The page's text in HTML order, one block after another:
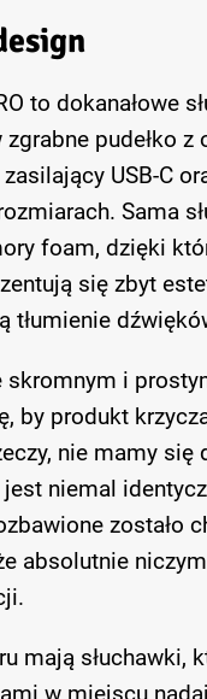
to dokanałowe
zgrabne pudełko
USB-C
Sama
foam, dzięki
się zbyt
tłumienie
i
by produkt
nie mamy
niemal
zostało
absolutnie
mają słuchawki,